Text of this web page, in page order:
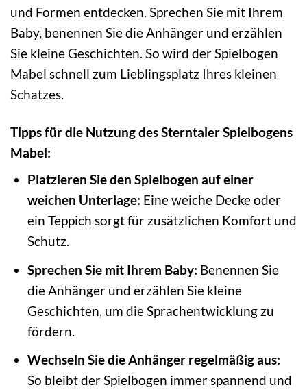
und Formen entdecken. Sprechen Sie mit Ihrem
Baby, benennen Sie die Anhänger und erzählen
Sie kleine Geschichten. So wird der Spielbogen
Mabel schnell zum Lieblingsplatz Ihres kleinen
Schatzes.
Tipps für die Nutzung des Sterntaler Spielbogens
Mabel:
Platzieren Sie den Spielbogen auf einer
weichen Unterlage: Eine weiche Decke oder
ein Teppich sorgt für zusätzlichen Komfort und
Schutz.
Sprechen Sie mit Ihrem Baby: Benennen Sie
die Anhänger und erzählen Sie kleine
Geschichten, um die Sprachentwicklung zu
fördern.
Wechseln Sie die Anhänger regelmäßig aus:
So bleibt der Spielbogen immer spannend und